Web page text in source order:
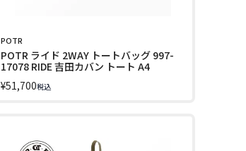
POTR
POTR ライド 2WAY トートバッグ 997-
17078 RIDE 吉田カバン トート A4
¥51,700税込